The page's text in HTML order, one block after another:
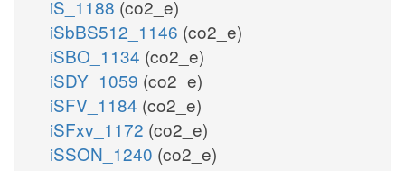
iS_1188 (co2_e)
iSbBS512_1146 (co2_e)
iSBO_1134 (co2_e)
iSDY_1059 (co2_e)
iSFV_1184 (co2_e)
iSFxv_1172 (co2_e)
iSSON_1240 (co2_e)